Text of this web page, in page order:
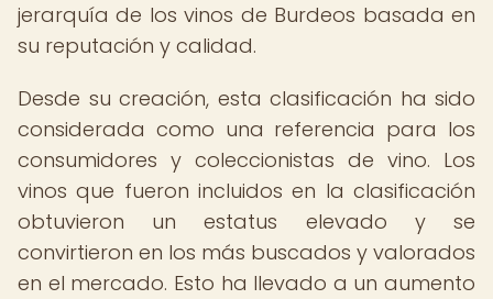
jerarquía de los vinos de Burdeos basada en
su reputación y calidad.
Desde su creación, esta clasificación ha sido
considerada como una referencia para los
consumidores y coleccionistas de vino. Los
vinos que fueron incluidos en la clasificación
obtuvieron un estatus elevado y se
convirtieron en los más buscados y valorados
en el mercado. Esto ha llevado a un aumento